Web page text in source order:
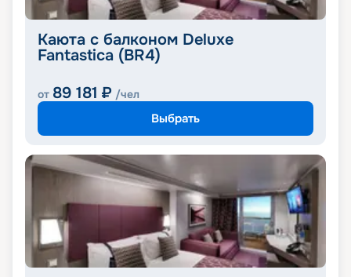
Каюта с балконом Deluxe
Fantastica (BR4)
от 89 181 ₽ /чел
Выбрать